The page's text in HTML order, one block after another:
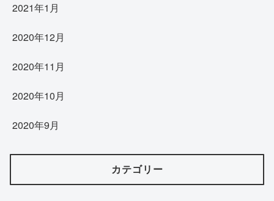
2021年1月
2020年12月
2020年11月
2020年10月
2020年9月
カテゴリー